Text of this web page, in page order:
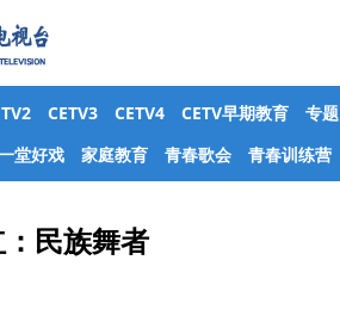
CETV3 CETV4 CETV早期教育
专题
堂好戏 家庭教育 青春歌会 青春训练营
民族舞者